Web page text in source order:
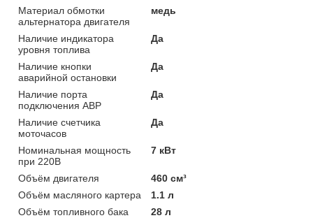
Материал обмотки
альтернатора двигателя
медь
Наличие индикатора
уровня топлива
Да
Наличие кнопки
аварийной остановки
Да
Наличие порта
подключения АВР
Да
Наличие счетчика
моточасов
Да
Номинальная мощность
при 220В
7 кВт
Объём двигателя
460 см³
Объём масляного картера
1.1 л
Объём топливного бака
28 л